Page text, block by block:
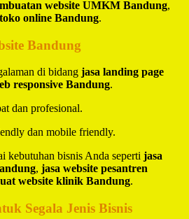
website UMKM Bandung,
online Bandung.
Bandung
di bidang jasa landing page
responsive Bandung.
dan profesional.
dan mobile friendly.
kebutuhan bisnis Anda seperti jasa
, jasa website pesantren
website klinik Bandung.
Segala Jenis Bisnis